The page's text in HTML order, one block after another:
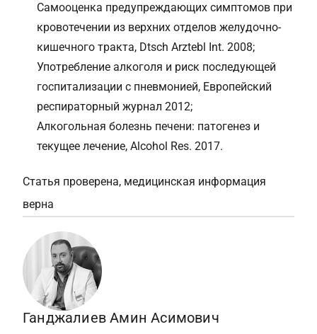
Самооценка предупреждающих симптомов при
кровотечении из верхних отделов желудочно-
кишечного тракта, Dtsch Arztebl Int. 2008;
Употребление алкоголя и риск последующей
госпитализации с пневмонией, Европейский
респираторный журнал 2012;
Алкогольная болезнь печени: патогенез и
текущее лечение, Alcohol Res. 2017.
Статья проверена, медицинская информация
верна
Ганджалиев Амин Асимович